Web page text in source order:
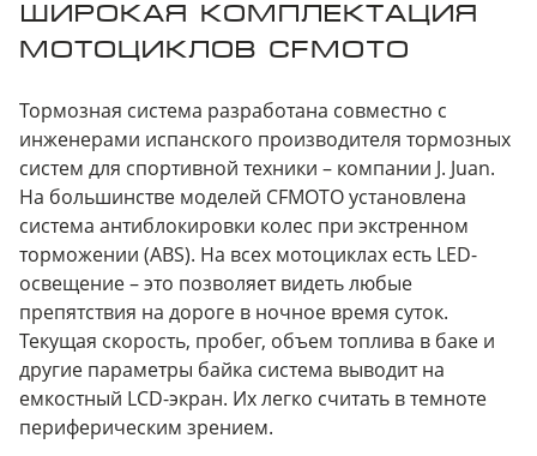
ШИРОКАЯ КОМПЛЕКТАЦИЯ
МОТОЦИКЛОВ CFMOTO
Тормозная система разработана совместно с
инженерами испанского производителя тормозных
систем для спортивной техники – компании J. Juan.
На большинстве моделей CFMOTO установлена
система антиблокировки колес при экстренном
торможении (ABS). На всех мотоциклах есть LED-
освещение – это позволяет видеть любые
препятствия на дороге в ночное время суток.
Текущая скорость, пробег, объем топлива в баке и
другие параметры байка система выводит на
емкостный LCD-экран. Их легко считать в темноте
периферическим зрением.